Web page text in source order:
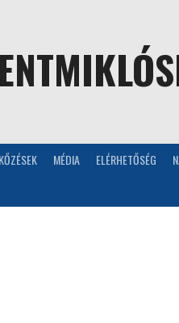
MÉDIA ELÉRHETŐSÉG